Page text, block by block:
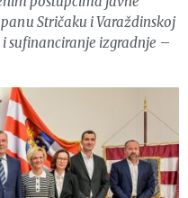
Stričaku i Varaždinskoj
sufinanciranje izgradnje –